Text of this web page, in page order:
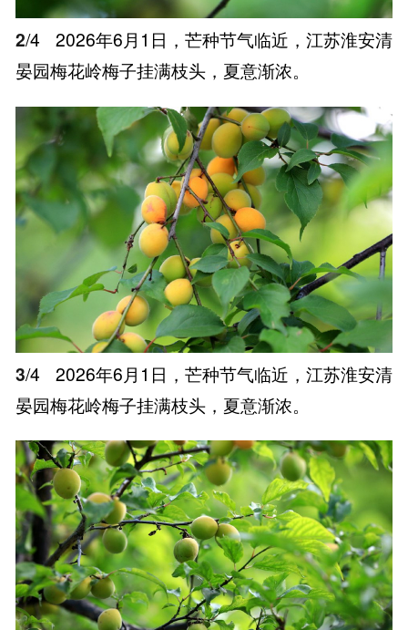
2/4
2026年6月1日，芒种节气临近，江苏淮安清
晏园梅花岭梅子挂满枝头，夏意渐浓。
3/4
2026年6月1日，芒种节气临近，江苏淮安清
晏园梅花岭梅子挂满枝头，夏意渐浓。